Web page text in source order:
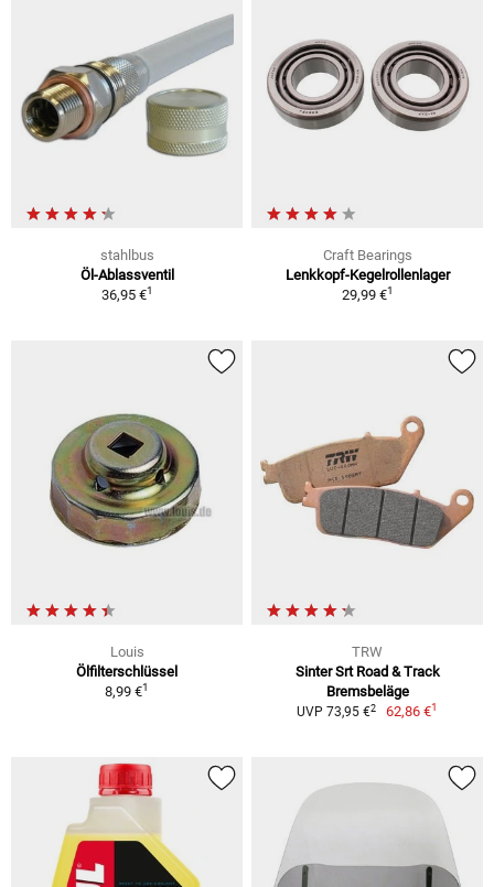
stahlbus
Öl-Ablassventil
36,95 €1
Craft Bearings
Lenkkopf-Kegelrollenlager
29,99 €1
Louis
Ölfilterschlüssel
8,99 €1
TRW
Sinter Srt Road & Track
Bremsbeläge
UVP 73,95 €2 62,86 €1